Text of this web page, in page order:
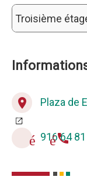
Troisième
place Plaza de
téléphone
916 64